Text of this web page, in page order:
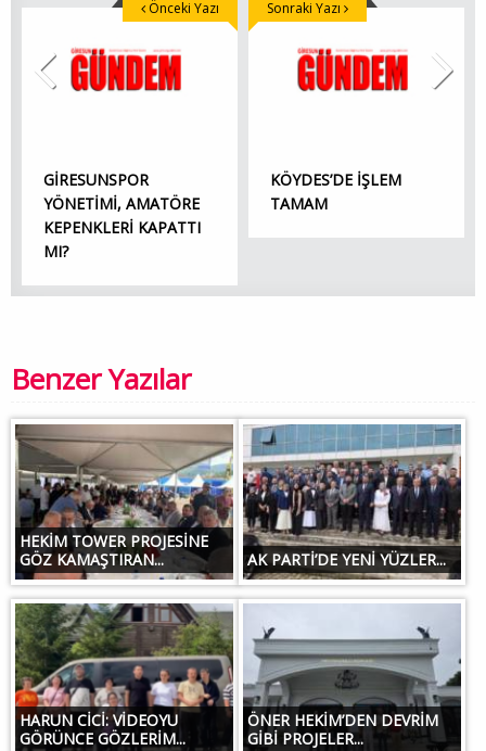
GİRESUNSPOR
YÖNETİMİ, AMATÖRE
KEPENKLERİ KAPATTI
MI?
Önceki Yazı
KÖYDES’DE İŞLEM
TAMAM
Sonraki Yazı
Benzer Yazılar
HEKİM TOWER PROJESİNE
GÖZ KAMAŞTIRAN...
AK PARTİ’DE YENİ YÜZLER...
HARUN CİCİ: VİDEOYU
GÖRÜNCE GÖZLERİM...
ÖNER HEKİM’DEN DEVRİM
GİBİ PROJELER...